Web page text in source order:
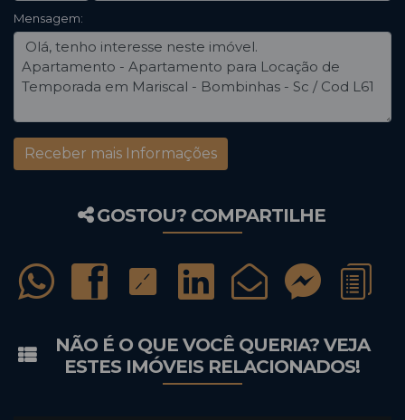
Mensagem:
GOSTOU? COMPARTILHE
NÃO É O QUE VOCÊ QUERIA? VEJA
ESTES IMÓVEIS RELACIONADOS!